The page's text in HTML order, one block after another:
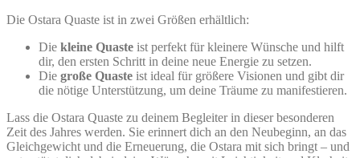
Die Ostara Quaste ist in zwei Größen erhältlich:
Die kleine Quaste ist perfekt für kleinere Wünsche und hilft
dir, den ersten Schritt in deine neue Energie zu setzen.
Die große Quaste ist ideal für größere Visionen und gibt dir
die nötige Unterstützung, um deine Träume zu manifestieren.
Lass die Ostara Quaste zu deinem Begleiter in dieser besonderen
Zeit des Jahres werden. Sie erinnert dich an den Neubeginn, an das
Gleichgewicht und die Erneuerung, die Ostara mit sich bringt – und